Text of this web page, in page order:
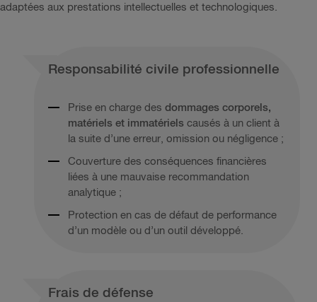
adaptées aux prestations intellectuelles et technologiques.
Responsabilité civile professionnelle
Prise en charge des dommages corporels,
matériels et immatériels causés à un client à
la suite d’une erreur, omission ou négligence ;
Couverture des conséquences financières
liées à une mauvaise recommandation
analytique ;
Protection en cas de défaut de performance
d’un modèle ou d’un outil développé.
Frais de défense